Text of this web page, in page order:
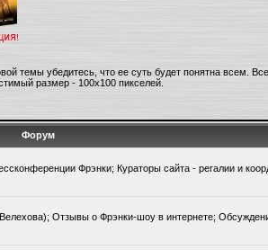
темы убедитесь, что ее суть будет понятна всем.
размер - 100х100 пикселей.
Форум
Фрэнки; Кураторы сайта - регалии и
Отзывы о Фрэнки-шоу в интернете;